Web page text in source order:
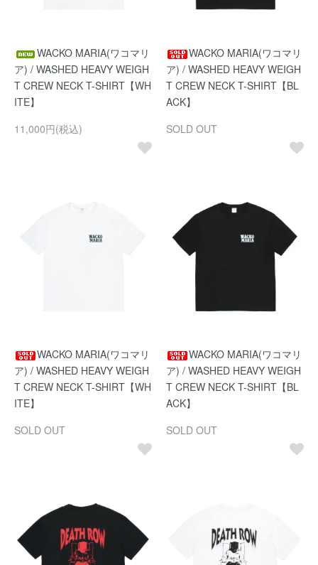
WACKO MARIA(ワコマリ
ア) / WASHED HEAVY WEIGH
T CREW NECK T-SHIRT【WH
ITE】
11,000円(税込)
WACKO MARIA(ワコマリ
ア) / WASHED HEAVY WEIGH
T CREW NECK T-SHIRT【BL
ACK】
SOLD OUT
WACKO MARIA(ワコマリ
ア) / WASHED HEAVY WEIGH
T CREW NECK T-SHIRT【WH
ITE】
SOLD OUT
WACKO MARIA(ワコマリ
ア) / WASHED HEAVY WEIGH
T CREW NECK T-SHIRT【BL
ACK】
SOLD OUT